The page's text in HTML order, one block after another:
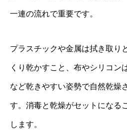
一連の流れで重要です。
プラスチックや金属は拭き取り
くり乾かすこと、布やシリコン
など乾きやすい姿勢で自然乾燥
す。消毒と乾燥がセットになる
します。